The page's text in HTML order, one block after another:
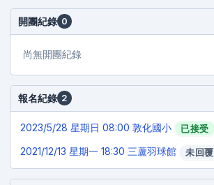
開團紀錄 0
尚無開團紀錄
報名紀錄 2
2023/5/28 星期日 08:00 敦化國小 已接受
2021/12/13 星期一 18:30 三蘆羽球館 未回覆